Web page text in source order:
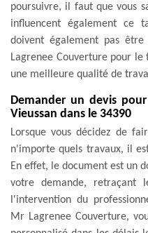
poursuivre, il faut que vous
influencent également ce
doivent également pas
Lagrenee Couverture pour
une meilleure qualité de
Demander un devis
Vieussan dans le 34390
Lorsque vous décidez de
n'importe quels travaux, il
En effet, le document est un
votre demande,
l'intervention du
Mr Lagrenee Couverture,